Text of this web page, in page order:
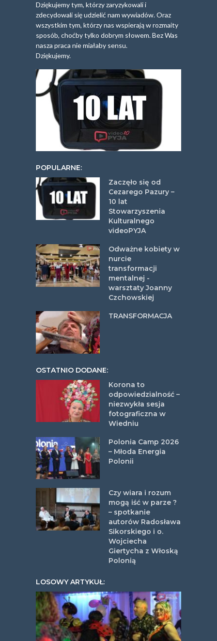
Dziękujemy tym, którzy zaryzykowali i
zdecydowali się udzielić nam wywiadów. Oraz
wszystkim tym, którzy nas wspierają w rozmaity
sposób, choćby tylko dobrym słowem. Bez Was
nasza praca nie miałaby sensu.
Dziękujemy.
POPULARNE:
Zaczęło się od
Cezarego Pazury –
10 lat
Stowarzyszenia
Kulturalnego
videoPYJA
Odważne kobiety w
nurcie
transformacji
mentalnej -
warsztaty Joanny
Czchowskiej
TRANSFORMACJA
OSTATNIO DODANE:
Korona to
odpowiedzialność –
niezwykła sesja
fotograficzna w
Wiedniu
Polonia Camp 2026
– Młoda Energia
Polonii
Czy wiara i rozum
mogą iść w parze ?
– spotkanie
autorów Radosława
Sikorskiego i o.
Wojciecha
Giertycha z Włoską
Polonią
LOSOWY ARTYKUŁ: